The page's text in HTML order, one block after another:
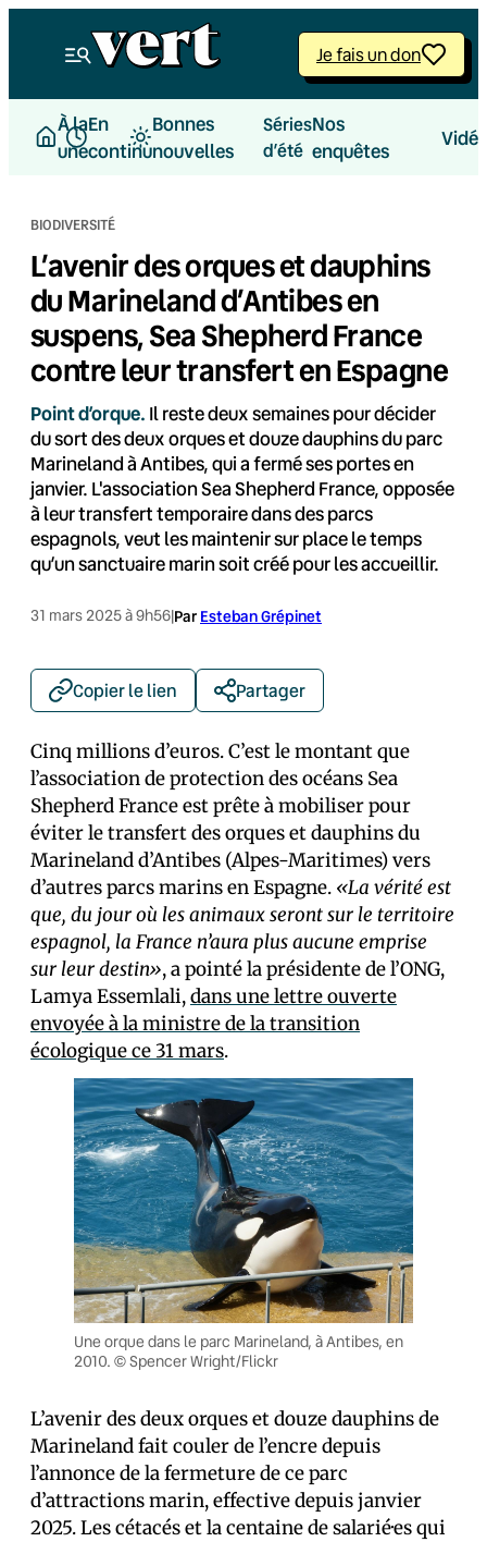
Je fais un don
À la
une
En
continu
Bonnes
nouvelles
Séries
d’été
Nos
enquêtes
BIODIVERSITÉ
L’avenir des orques et dauphins
du Marineland d’Antibes en
suspens, Sea Shepherd France
contre leur transfert en Espagne
Point d’orque. Il reste deux semaines pour décider
du sort des deux orques et douze dauphins du parc
Marineland à Antibes, qui a fermé ses portes en
janvier. L'association Sea Shepherd France, opposée
à leur transfert temporaire dans des parcs
espagnols, veut les maintenir sur place le temps
qu’un sanctuaire marin soit créé pour les accueillir.
31 mars 2025 à 9h56|Par Esteban Grépinet
Copier le lien Partager
Cinq millions d’euros. C’est le montant que
l’association de protection des océans Sea
Shepherd France est prête à mobiliser pour
éviter le transfert des orques et dauphins du
Marineland d’Antibes (Alpes-Maritimes) vers
d’autres parcs marins en Espagne. «La vérité est
que, du jour où les animaux seront sur le territoire
espagnol, la France n’aura plus aucune emprise
sur leur destin», a pointé la présidente de l’ONG,
Lamya Essemlali,dans une lettre ouverte
envoyée à la ministre de la transition
écologique ce 31 mars.
Une orque dans le parc Marineland, à Antibes, en
2010. © Spencer Wright/Flickr
L’avenir des deux orques et douze dauphins de
Marineland fait couler de l’encre depuis
l’annonce de la fermeture de ce parc
d’attractions marin, effective depuis janvier
2025. Les cétacés et la centaine de salarié·es qui